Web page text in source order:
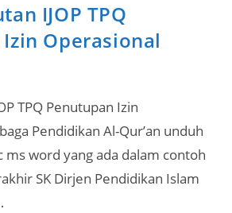
IJOP TPQ
Operasional
TPQ Penutupan Izin
Pendidikan Al-Qur’an unduh
word yang ada dalam contoh
SK Dirjen Pendidikan Islam